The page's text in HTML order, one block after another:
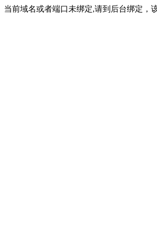
当前域名或者端口未绑定,请到后台绑定，